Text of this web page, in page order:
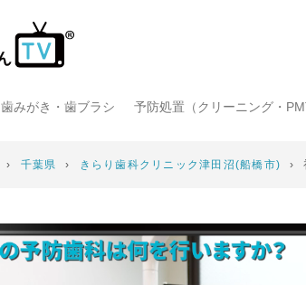
歯みがき・歯ブラシ 予防処置（クリーニング・
› 千葉県 › きらり歯科クリニック津田沼(船橋市) ›